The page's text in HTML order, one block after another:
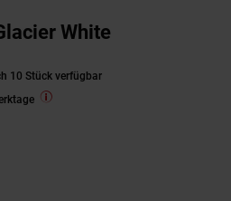
White
10 Stück verfügbar